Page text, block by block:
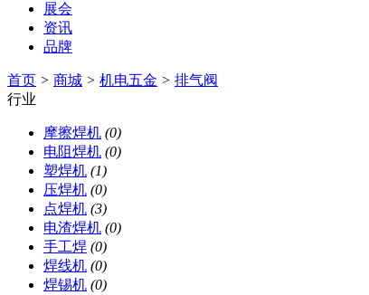
展会
资讯
品牌
首页 > 商城 > 机电五金 > 排气阀
行业
摩擦焊机 (0)
电阻焊机 (0)
塑焊机 (1)
压焊机 (0)
点焊机 (3)
电渣焊机 (0)
手工焊 (0)
焊线机 (0)
焊锡机 (0)